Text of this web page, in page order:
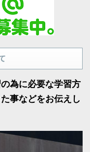
為に必要な学習方
事などをお伝えし